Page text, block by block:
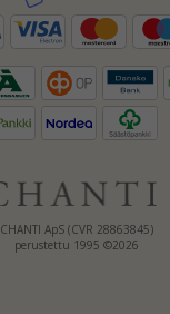
CHANTI ApS (CVR 28863845)
perustettu 1995 ©2026